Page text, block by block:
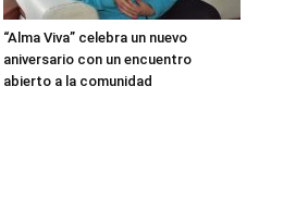
“Alma Viva” celebra un nuevo
aniversario con un encuentro
abierto a la comunidad